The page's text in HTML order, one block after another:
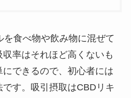
食べ物や飲み物に混ぜて
率はそれほど高くないも
できるので、初心者には
す。吸引摂取はCBDリキ